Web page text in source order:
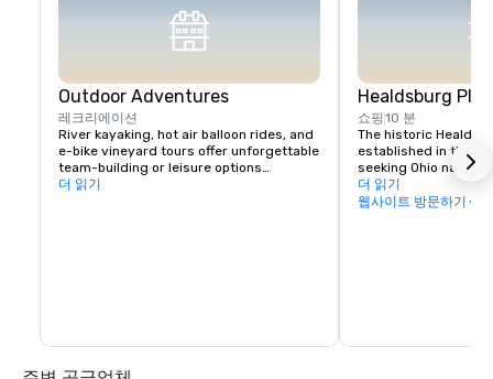
Outdoor Adventures
레크리에이션
River kayaking, hot air balloon rides, and
e-bike vineyard tours offer unforgettable
team-building or leisure options
더 읽기
Healdsburg
쇼핑10 분
The historic
established in the
seeking Ohio native
vital touchpoint for
immense
더 읽기
웹사이트 방문하기